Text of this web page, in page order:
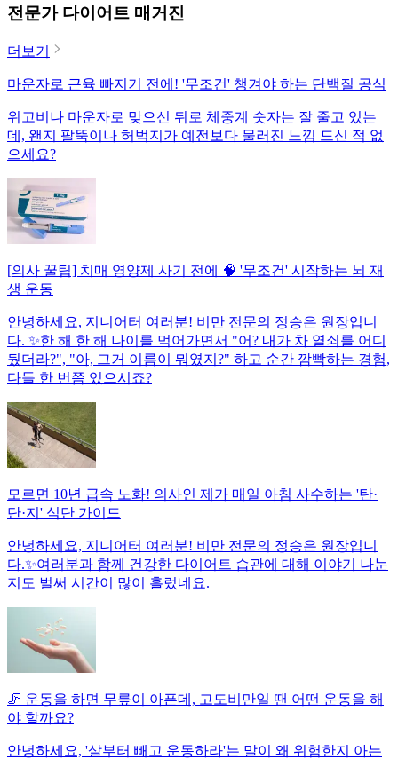
전문가 다이어트 매거진
더보기
마운자로 근육 빠지기 전에! '무조건' 챙겨야 하는 단백질 공식
위고비나 마운자로 맞으신 뒤로 체중계 숫자는 잘 줄고 있는
데, 왠지 팔뚝이나 허벅지가 예전보다 물러진 느낌 드신 적 없
으세요?
[의사 꿀팁] 치매 영양제 사기 전에 🧠 '무조건' 시작하는 뇌 재
생 운동
안녕하세요, 지니어터 여러분! 비만 전문의 정승은 원장입니
다. ✨한 해 한 해 나이를 먹어가면서 "어? 내가 차 열쇠를 어디
뒀더라?", "아, 그거 이름이 뭐였지?" 하고 순간 깜빡하는 경험,
다들 한 번쯤 있으시죠?
모르면 10년 급속 노화! 의사인 제가 매일 아침 사수하는 '탄·
단·지' 식단 가이드
안녕하세요, 지니어터 여러분! 비만 전문의 정승은 원장입니
다.✨여러분과 함께 건강한 다이어트 습관에 대해 이야기 나눈
지도 벌써 시간이 많이 흘렀네요.
🦵 운동을 하면 무릎이 아픈데, 고도비만일 땐 어떤 운동을 해
야 할까요?
안녕하세요, '살부터 빼고 운동하라'는 말이 왜 위험한지 아는